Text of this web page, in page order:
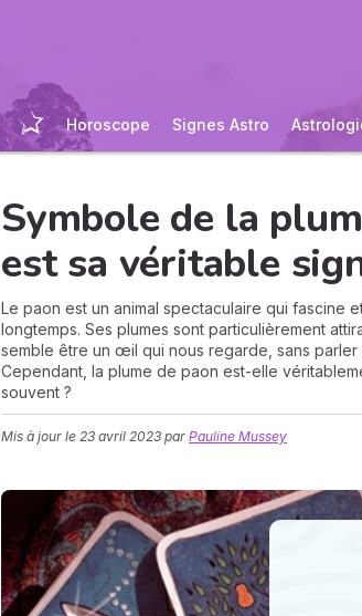
Horoscope Signes Astro
Symbole de la
est sa véritable
Le paon est un animal spectaculaire qui fascine
longtemps. Ses plumes sont particulièrement
semble être un œil qui nous regarde, sans
Cependant, la plume de paon est-elle
souvent ?
Mis à jour le 23 avril 2023 par Pauline Mussey